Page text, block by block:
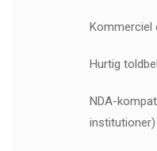
Kommerciel
Hurtig
NDA-
institutioner)